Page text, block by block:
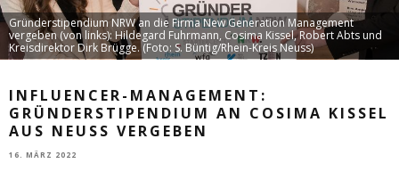
Gründerstipendium NRW an die Firma New Generation Management
vergeben (von links): Hildegard Fuhrmann, Cosima Kissel, Robert Abts und
Kreisdirektor Dirk Brügge. (Foto: S. Büntig/Rhein-Kreis Neuss)
INFLUENCER-MANAGEMENT:
GRÜNDERSTIPENDIUM AN COSIMA KISSEL
AUS NEUSS VERGEBEN
16. MÄRZ 2022